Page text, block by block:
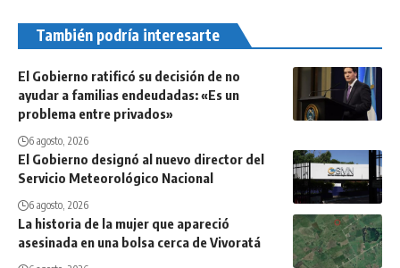
También podría interesarte
El Gobierno ratificó su decisión de no
ayudar a familias endeudadas: «Es un
problema entre privados»
6 agosto, 2026
El Gobierno designó al nuevo director del
Servicio Meteorológico Nacional
6 agosto, 2026
La historia de la mujer que apareció
asesinada en una bolsa cerca de Vivoratá